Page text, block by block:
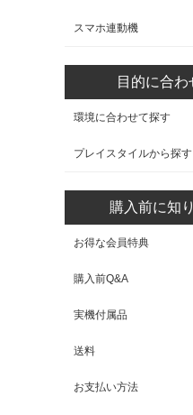
スマホ連動機
目的に合わ
環境に合わせて探す
プレイスタイルから探す
購入前に知
お得な会員特典
購入前Q&A
実機付属品
送料
お支払い方法